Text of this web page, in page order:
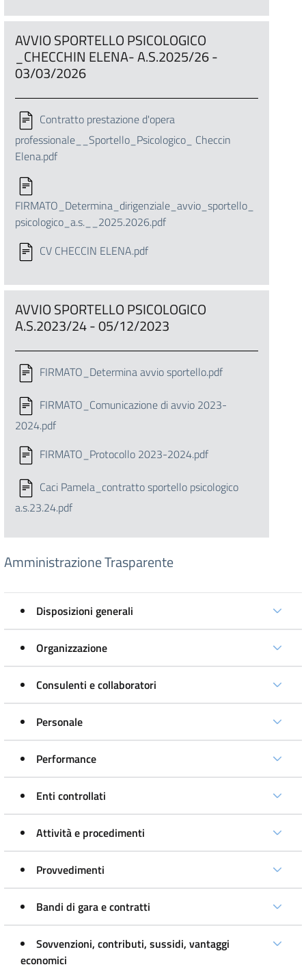
AVVIO SPORTELLO PSICOLOGICO
_CHECCHIN ELENA- A.S.2025/26 -
03/03/2026
Contratto prestazione d'opera
professionale__Sportello_Psicologico_ Checcin
Elena.pdf
FIRMATO_Determina_dirigenziale_avvio_sportello_
psicologico_a.s.__2025.2026.pdf
CV CHECCIN ELENA.pdf
AVVIO SPORTELLO PSICOLOGICO
A.S.2023/24 - 05/12/2023
FIRMATO_Determina avvio sportello.pdf
FIRMATO_Comunicazione di avvio 2023-
2024.pdf
FIRMATO_Protocollo 2023-2024.pdf
Caci Pamela_contratto sportello psicologico
a.s.23.24.pdf
Amministrazione Trasparente
Disposizioni generali
Organizzazione
Consulenti e collaboratori
Personale
Performance
Enti controllati
Attività e procedimenti
Provvedimenti
Bandi di gara e contratti
Sovvenzioni, contributi, sussidi, vantaggi
economici